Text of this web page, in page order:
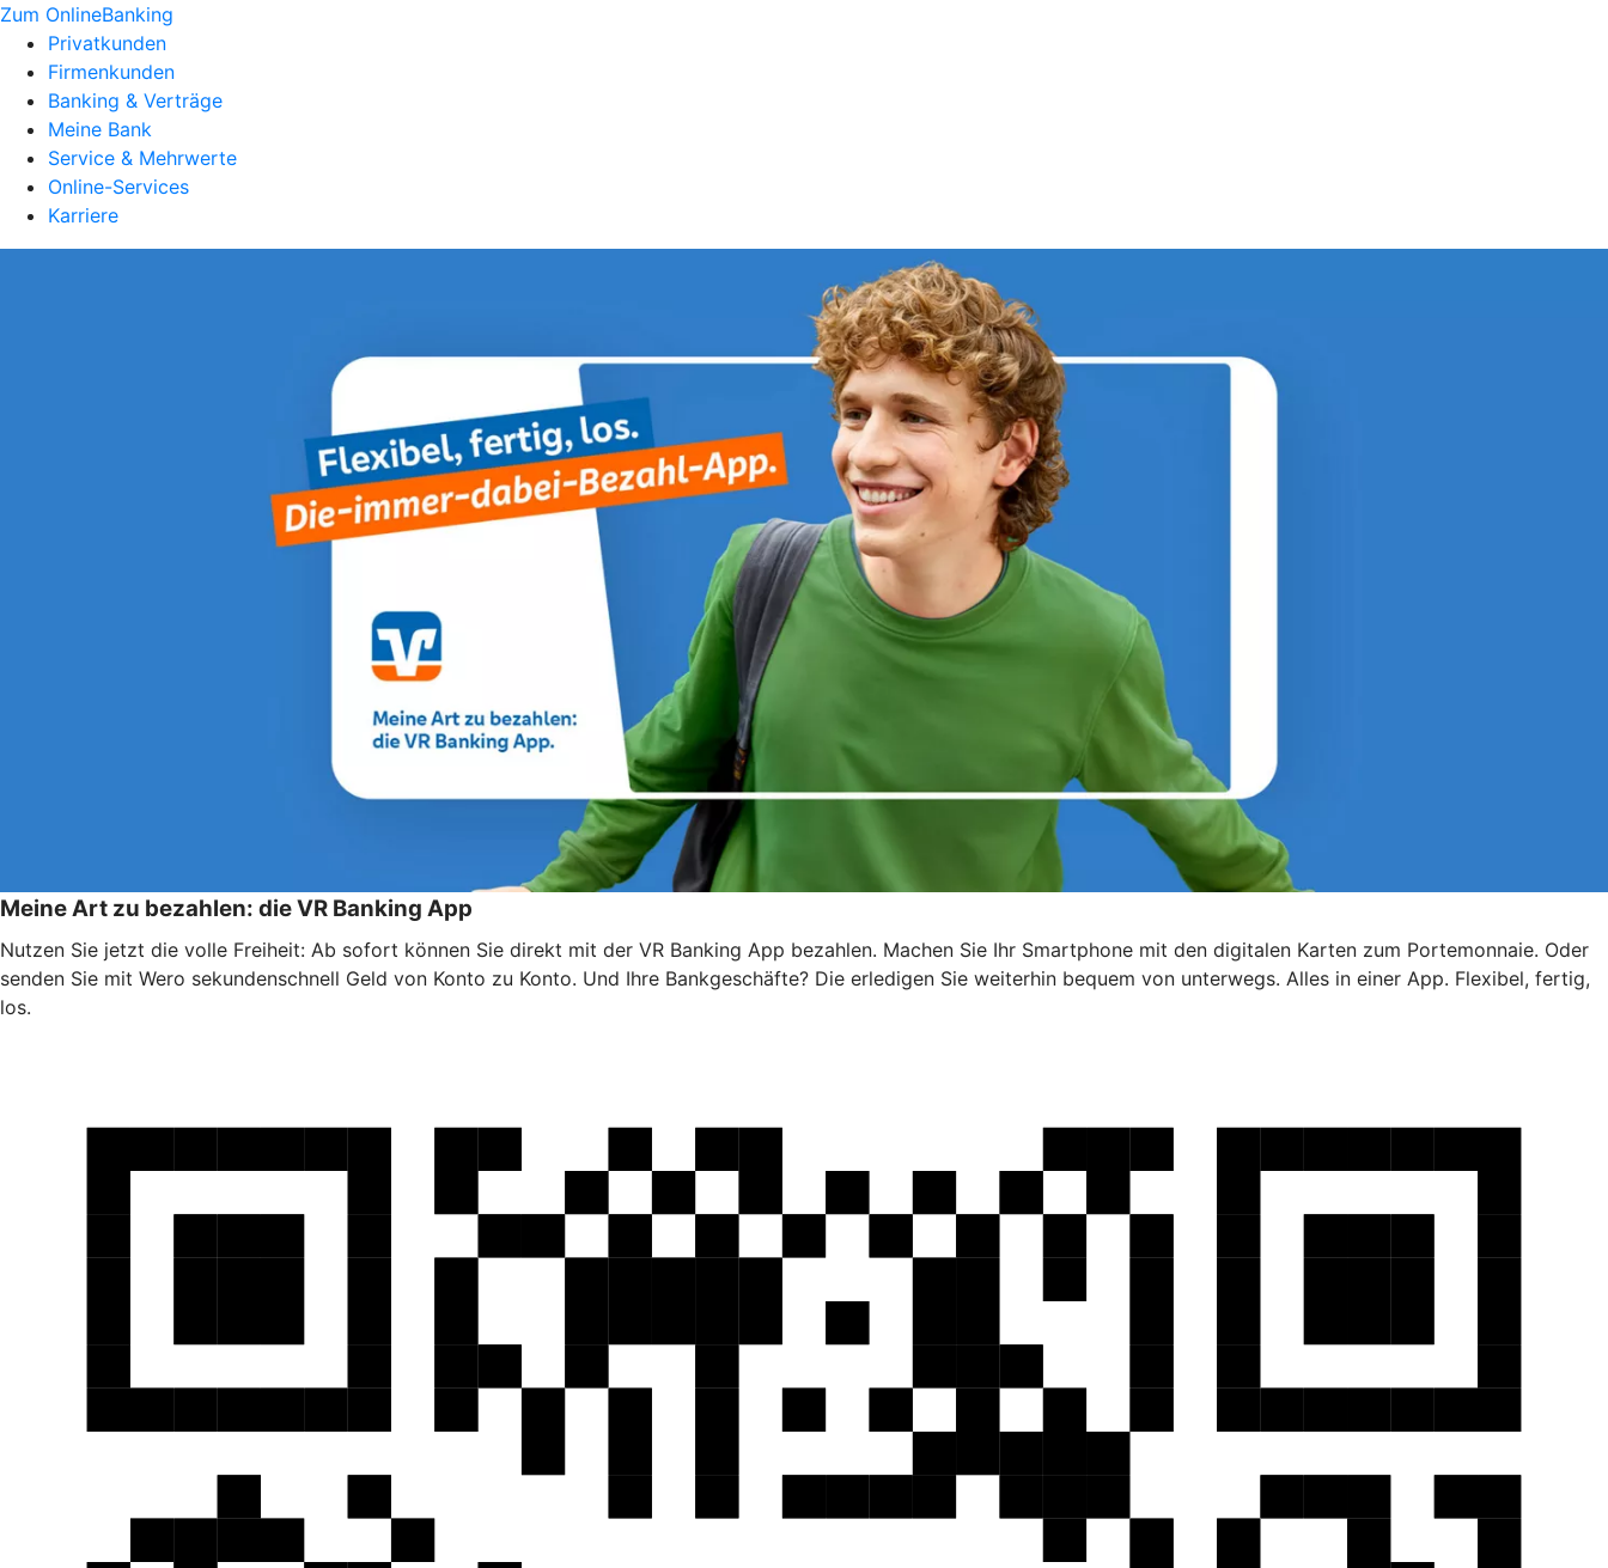
Zum OnlineBanking
Privatkunden
Firmenkunden
Banking & Verträge
Meine Bank
Service & Mehrwerte
Online-Services
Karriere
Meine Art zu bezahlen: die VR Banking App
Nutzen Sie jetzt die volle Freiheit: Ab sofort können Sie direkt mit der VR Banking App bezahlen. Machen Sie Ihr Smartphone mit den digitalen Karten zum Portemonnaie. Oder
senden Sie mit Wero sekundenschnell Geld von Konto zu Konto. Und Ihre Bankgeschäfte? Die erledigen Sie weiterhin bequem von unterwegs. Alles in einer App. Flexibel, fertig,
los.